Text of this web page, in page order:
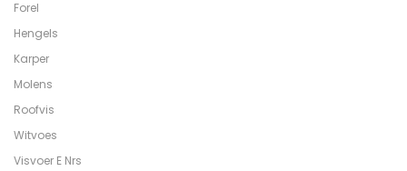
Forel
Hengels
Karper
Molens
Roofvis
Witvoes
Visvoer E Nrs